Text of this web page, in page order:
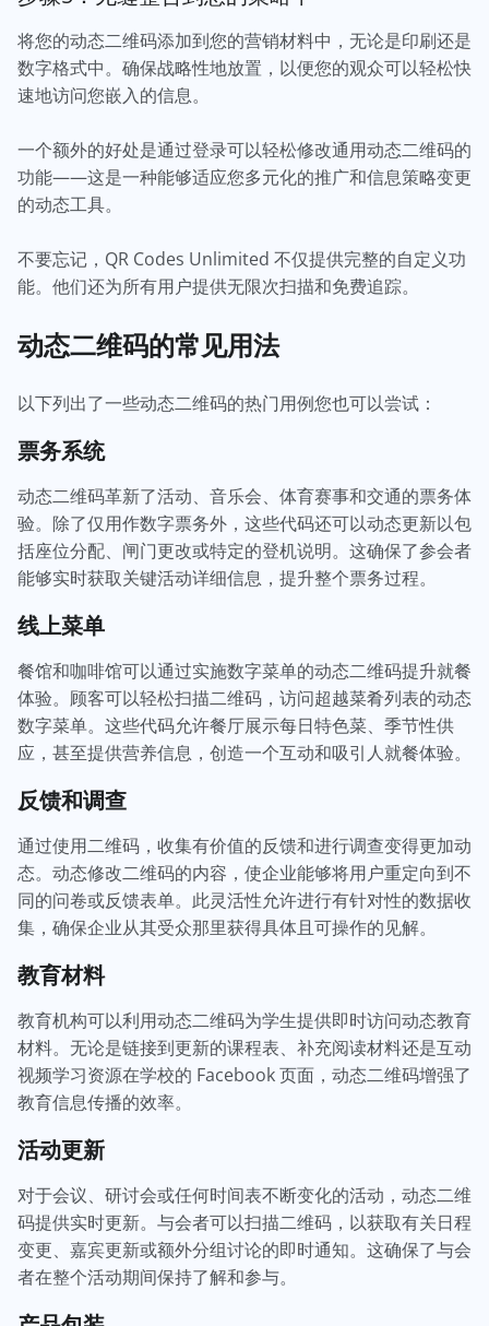
将您的动态二维码添加到您的营销材料中，无论是印刷还是
数字格式中。确保战略性地放置，以便您的观众可以轻松快
速地访问您嵌入的信息。
一个额外的好处是通过登录可以轻松修改通用动态二维码的
功能——这是一种能够适应您多元化的推广和信息策略变更
的动态工具。
不要忘记，QR Codes Unlimited 不仅提供完整的自定义功
能。他们还为所有用户提供无限次扫描和免费追踪。
动态二维码的常见用法
以下列出了一些动态二维码的热门用例您也可以尝试：
票务系统
动态二维码革新了活动、音乐会、体育赛事和交通的票务体
验。除了仅用作数字票务外，这些代码还可以动态更新以包
括座位分配、闸门更改或特定的登机说明。这确保了参会者
能够实时获取关键活动详细信息，提升整个票务过程。
线上菜单
餐馆和咖啡馆可以通过实施数字菜单的动态二维码提升就餐
体验。顾客可以轻松扫描二维码，访问超越菜肴列表的动态
数字菜单。这些代码允许餐厅展示每日特色菜、季节性供
应，甚至提供营养信息，创造一个互动和吸引人就餐体验。
反馈和调查
通过使用二维码，收集有价值的反馈和进行调查变得更加动
态。动态修改二维码的内容，使企业能够将用户重定向到不
同的问卷或反馈表单。此灵活性允许进行有针对性的数据收
集，确保企业从其受众那里获得具体且可操作的见解。
教育材料
教育机构可以利用动态二维码为学生提供即时访问动态教育
材料。无论是链接到更新的课程表、补充阅读材料还是互动
视频学习资源在学校的 Facebook 页面，动态二维码增强了
教育信息传播的效率。
活动更新
对于会议、研讨会或任何时间表不断变化的活动，动态二维
码提供实时更新。与会者可以扫描二维码，以获取有关日程
变更、嘉宾更新或额外分组讨论的即时通知。这确保了与会
者在整个活动期间保持了解和参与。